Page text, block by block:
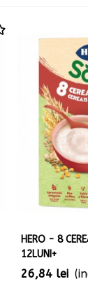
HERO - 8
12LUNI+
26,84 lei